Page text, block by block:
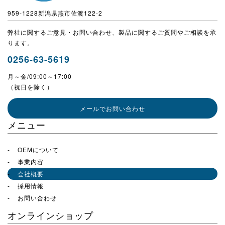
959-1228新潟県燕市佐渡122-2
弊社に関するご意見・お問い合わせ、製品に関するご質問やご相談を承
ります。
0256-63-5619
月～金/09:00～17:00
（祝日を除く）
メールでお問い合わせ
メニュー
OEMについて
事業内容
会社概要
採用情報
お問い合わせ
オンラインショップ